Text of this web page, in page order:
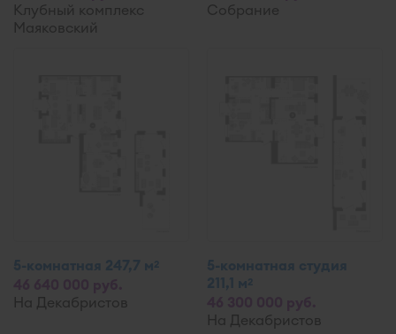
Клубный комплекс
Маяковский
Собрание
5-комнатная 247,7 м2
На Декабристов
5-комнатная студия
211,1 м2
На Декабристов